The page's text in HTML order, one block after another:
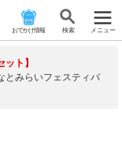
おでかけ情報 検 索 メニュー
ト】
とみらいフェスティバ